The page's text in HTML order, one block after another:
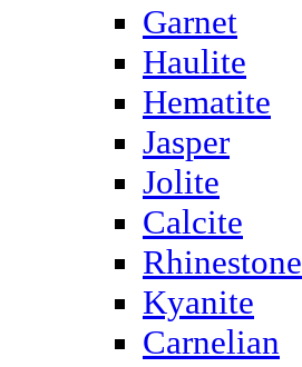
Garnet
Haulite
Hematite
Jasper
Jolite
Calcite
Rhinestone
Kyanite
Carnelian